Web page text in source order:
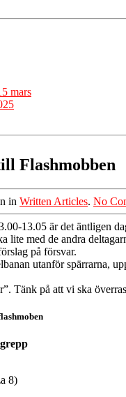
mars
Flashmobben
in Written Articles. No
13.05 är det äntligen
lite med de andra
på försvar.
utanför spärrarna,
Tänk på att vi ska
8)